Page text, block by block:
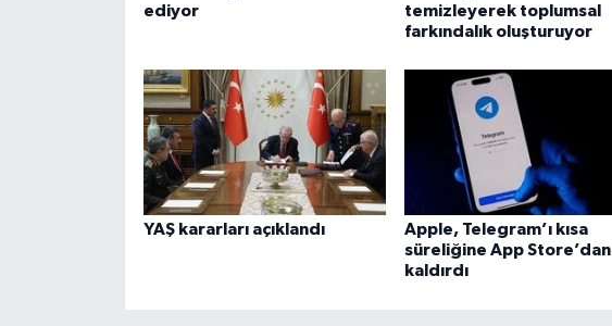
ediyor
temizleyerek toplumsal
farkındalık oluşturuyor
YAŞ kararları açıklandı
Apple, Telegram’ı kısa
süreliğine App Store’dan
kaldırdı
Kilis Müftülüğü
Kırıkkale Müftülüğü
Kırklareli Müftülüğü